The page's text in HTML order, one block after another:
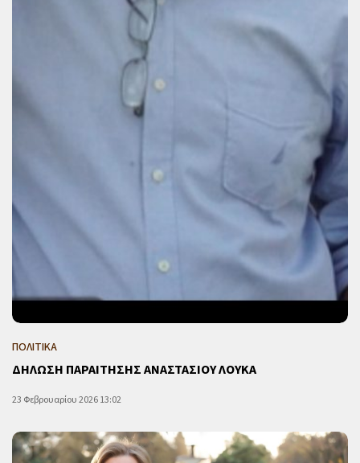
ΠΟΛΙΤΙΚΑ
ΔΗΛΩΣΗ ΠΑΡΑΙΤΗΣΗΣ ΑΝΑΣΤΑΣΙΟΥ ΛΟΥΚΑ
23 Φεβρουαρίου 2026 13:02